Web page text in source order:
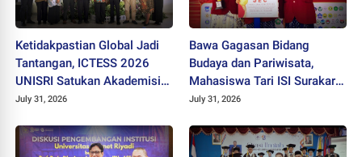
Ketidakpastian Global Jadi
Tantangan, ICTESS 2026
UNISRI Satukan Akademisi 5
Negara Demi Solusi Lintas
July 31, 2026
Bawa Gagasan Bidang
Budaya dan Pariwisata,
Mahasiswa Tari ISI Surakarta
Raih Medali Emas JEC 2026
July 31, 2026